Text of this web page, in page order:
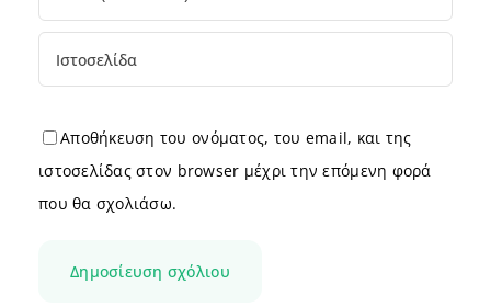
Αποθήκευση του ονόματος, του email, και της
ιστοσελίδας στον browser μέχρι την επόμενη φορά
που θα σχολιάσω.